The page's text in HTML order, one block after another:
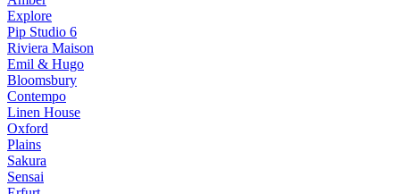
Explore
Pip Studio 6
Riviera Maison
Emil & Hugo
Bloomsbury
Contempo
Linen House
Oxford
Plains
Sakura
Sensai